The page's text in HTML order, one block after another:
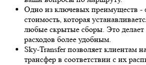
Одно из ключевых преимуществ -
стоимость, которая
любые скрытые сборы. Это
расходов более удобным.
Sky-Transfer позволяет клиентам
трансфер в соответствии с их